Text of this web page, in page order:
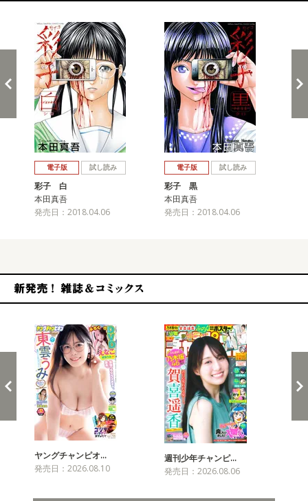
電子版 試し読み
彩子 白
本田真吾
発売日：2018.04.06
電子版 試し読み
彩子 黒
本田真吾
発売日：2018.04.06
ヤングチャンピオ…
発売日：2026.08.10
週刊少年チャンピ…
発売日：2026.08.06